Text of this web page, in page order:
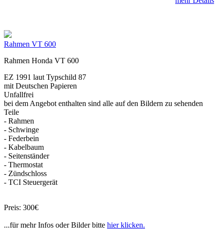
Rahmen VT 600
Rahmen Honda VT 600
EZ 1991 laut Typschild 87
mit Deutschen Papieren
Unfallfrei
bei dem Angebot enthalten sind alle auf den Bildern zu sehenden
Teile
- Rahmen
- Schwinge
- Federbein
- Kabelbaum
- Seitenständer
- Thermostat
- Zündschloss
- TCI Steuergerät
Preis: 300€
...für mehr Infos oder Bilder bitte hier klicken.